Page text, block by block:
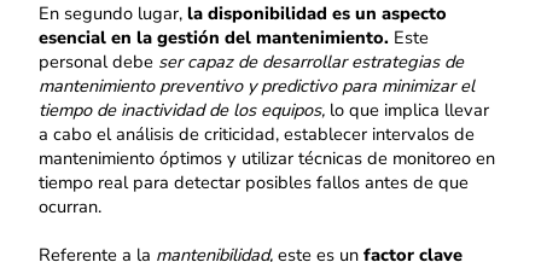
En segundo lugar, la disponibilidad es un aspecto
esencial en la gestión del mantenimiento. Este
personal debe ser capaz de desarrollar estrategias de
mantenimiento preventivo y predictivo para minimizar el
tiempo de inactividad de los equipos, lo que implica llevar
a cabo el análisis de criticidad, establecer intervalos de
mantenimiento óptimos y utilizar técnicas de monitoreo en
tiempo real para detectar posibles fallos antes de que
ocurran.
Referente a la mantenibilidad, este es unfactor clave